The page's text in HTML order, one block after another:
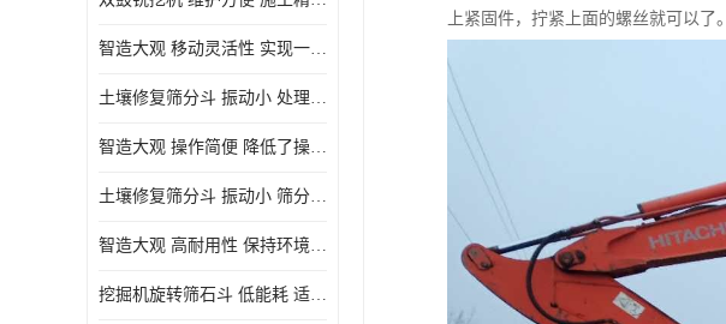
智造大观 移动灵活性 实现一机多用
土壤修复筛分斗 振动小 处理能力大
智造大观 操作简便 降低了操作难度
土壤修复筛分斗 振动小 筛分效果可调节
智造大观 高耐用性 保持环境整洁
挖掘机旋转筛石斗 低能耗 适用范围广
上紧固件，拧紧上面的螺丝就可以了。